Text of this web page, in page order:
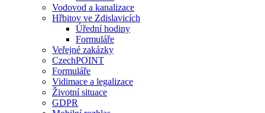
Vodovod a kanalizace
Hřbitov ve Zdislavicích
Úřední hodiny
Formuláře
Veřejné zakázky
CzechPOINT
Formuláře
Vidimace a legalizace
Životní situace
GDPR